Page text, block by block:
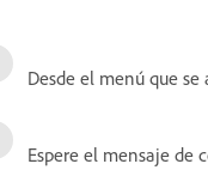
Desde el menú que se
Espere el mensaje de